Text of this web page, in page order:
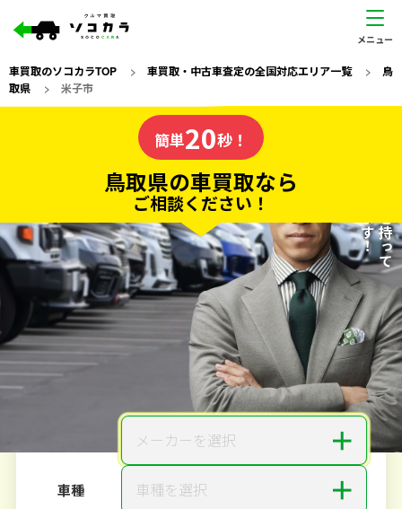
車買取のソコカラTOP > 車買取・中古車査定の全国対応エリア一覧> 鳥
取県 > 米子市
の車買取なら
ソコカラの
電話か出張か、高い方の査定を提案。
だから高価買取!
私たちが責任を持って
査定いたします！
簡単20秒！
鳥取県の車買取なら
ご相談ください！
20秒で入力完了！
無料で カンタンWeb査定
ご依頼いただいたお車を丁寧に査定いたします
メーカーを選択 ＋
車種 車種を選択 ＋